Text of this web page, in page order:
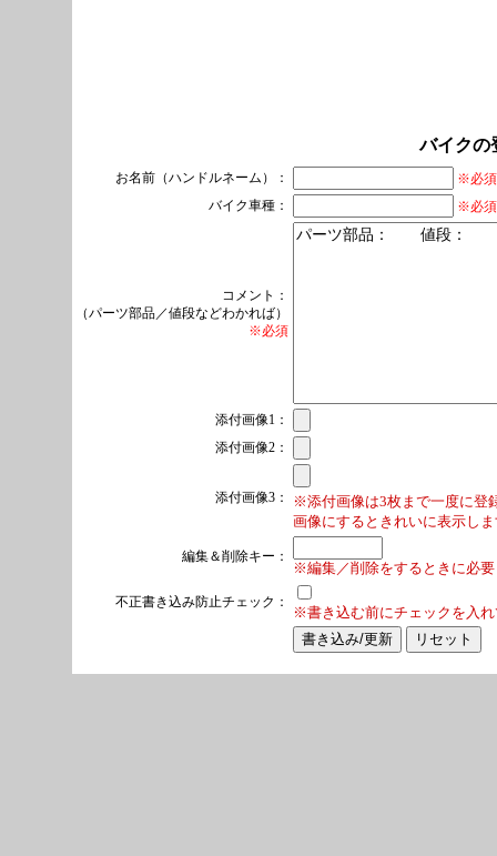
バイクの
お名前（ハンドルネーム）：
※必須
バイク車種：
※必須
コメント：
（パーツ部品／値段などわかれば）
※必須
添付画像1：
添付画像2：
添付画像3：
※添付画像は3枚まで一度に登
画像にするときれいに表示し
編集＆削除キー：
※編集／削除をするときに必
不正書き込み防止チェック：
※書き込む前にチェックを入